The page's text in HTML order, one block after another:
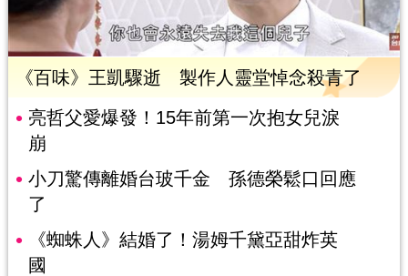
《百味》王凱驟逝 製作人靈堂悼念殺青了
亮哲父愛爆發！15年前第一次抱女兒淚
崩
小刀驚傳離婚台玻千金 孫德榮鬆口回應
了
《蜘蛛人》結婚了！湯姆千黛亞甜炸英
國